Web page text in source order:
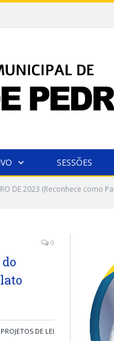
SESSÕES
DE 2023 (Reconhece
0
PROJETOS DE LEI